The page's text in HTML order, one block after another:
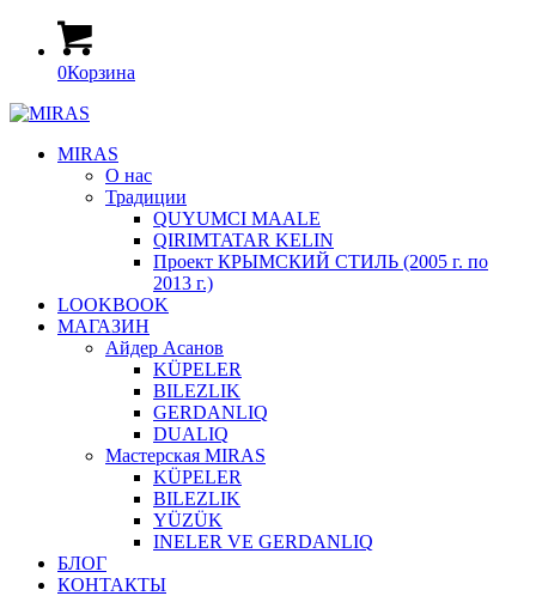
0Корзина
MIRAS
О нас
Традиции
QUYUMCI MAALE
QIRIMTATAR KELIN
Проект КРЫМСКИЙ СТИЛЬ (2005 г. по
2013 г.)
LOOKBOOK
МАГАЗИН
Айдер Асанов
KÜPELER
BILEZLIK
GERDANLIQ
DUALIQ
Мастерская MIRAS
KÜPELER
BILEZLIK
YÜZÜK
INELER VE GERDANLIQ
БЛОГ
КОНТАКТЫ